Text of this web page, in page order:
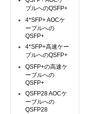
ブルへのQSFP+
4*SFP+ AOCケ
ーブルへの
QSFP+
4*SFP+高速ケー
ブルへのQSFP+
QSFP+の高速ケ
ーブルへの
QSFP+
QSFP28 AOCケ
ーブルへの
QSFP28